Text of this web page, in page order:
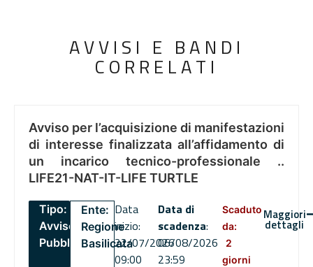
AVVISI E BANDI
CORRELATI
Avviso per l’acquisizione di manifestazioni
di interesse finalizzata all’affidamento di
un incarico tecnico-professionale ..
LIFE21-NAT-IT-LIFE TURTLE
Tipo:
Avviso
Pubblico
Ente:
Regione
Basilicata
Data
inizio:
22/07/2026
09:00
Data di
scadenza:
06/08/2026
23:59
Scaduto
da:
2
giorni
Maggiori
dettagli